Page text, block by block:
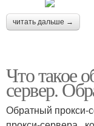
читать дальше →
Что такое
сервер.
Обратный прокси-